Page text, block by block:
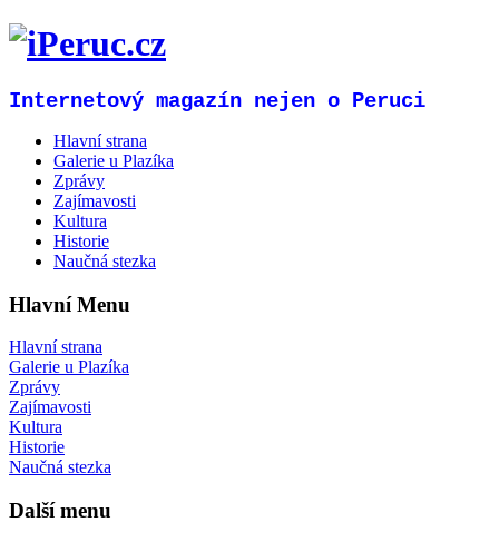
Internetový magazín nejen o Peruci
Hlavní strana
Galerie u Plazíka
Zprávy
Zajímavosti
Kultura
Historie
Naučná stezka
Hlavní Menu
Hlavní strana
Galerie u Plazíka
Zprávy
Zajímavosti
Kultura
Historie
Naučná stezka
Další menu